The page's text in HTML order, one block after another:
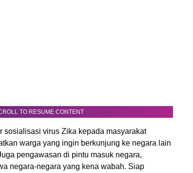
TO RESUME CONTENT
sosialisasi virus Zika kepada masyarakat
warga yang ingin berkunjung ke negara lain
pengawasan di pintu masuk negara,
negara-negara yang kena wabah. Siap